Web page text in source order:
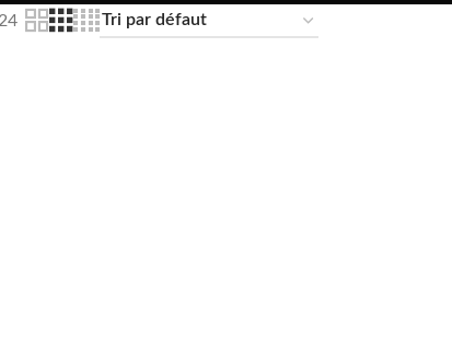
24